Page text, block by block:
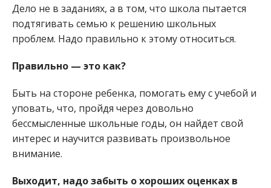
Дело не в заданиях, а в том, что школа пытается
подтягивать семью к решению школьных
проблем. Надо правильно к этому относиться.
Правильно — это как?
Быть на стороне ребенка, помогать ему с учебой и
уповать, что, пройдя через довольно
бессмысленные школьные годы, он найдет свой
интерес и научится развивать произвольное
внимание.
Выходит, надо забыть о хороших оценках в